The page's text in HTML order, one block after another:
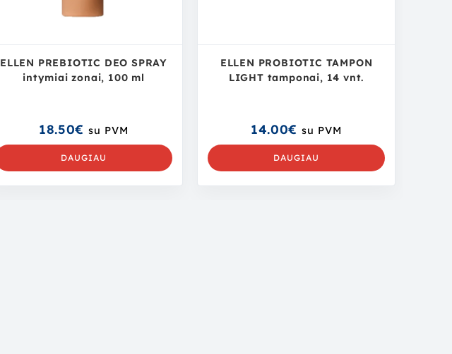
ELLEN PREBIOTIC DEO SPRAY
intymiai zonai, 100 ml
18.50€ su PVM
DAUGIAU
ELLEN PROBIOTIC TAMPON
LIGHT tamponai, 14 vnt.
14.00€ su PVM
DAUGIAU